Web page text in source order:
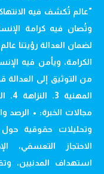
"عالم تُكشف فيه
وتُصان فيه كرامة
لضمان العدالة رؤيتنا
الكرامة، ويأمن فيه
مجالات الخبرة: • الرصد
وتحليلات حقوقية
الاحتجاز التعسفي،
استهداف المدنيين،